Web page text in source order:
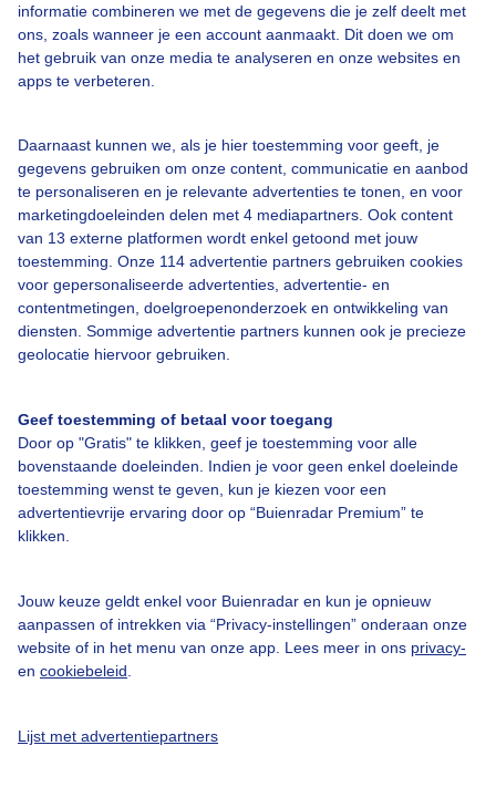
informatie combineren we met de gegevens die je zelf deelt met
ons, zoals wanneer je een account aanmaakt. Dit doen we om
het gebruik van onze media te analyseren en onze websites en
apps te verbeteren.
Daarnaast kunnen we, als je hier toestemming voor geeft, je
gegevens gebruiken om onze content, communicatie en aanbod
te personaliseren en je relevante advertenties te tonen, en voor
marketingdoeleinden delen met 4 mediapartners. Ook content
van 13 externe platformen wordt enkel getoond met jouw
toestemming. Onze 114 advertentie partners gebruiken cookies
voor gepersonaliseerde advertenties, advertentie- en
contentmetingen, doelgroepenonderzoek en ontwikkeling van
diensten. Sommige advertentie partners kunnen ook je precieze
geolocatie hiervoor gebruiken.
Geef toestemming of betaal voor toegang
Door op "Gratis" te klikken, geef je toestemming voor alle
bovenstaande doeleinden. Indien je voor geen enkel doeleinde
toestemming wenst te geven, kun je kiezen voor een
advertentievrije ervaring door op “Buienradar Premium” te
klikken.
Jouw keuze geldt enkel voor Buienradar en kun je opnieuw
aanpassen of intrekken via “Privacy-instellingen” onderaan onze
website of in het menu van onze app. Lees meer in ons privacy-
en cookiebeleid
Lijst met advertentiepartners
Over Buienradar
Veelgestelde vragen
Contact
Toegankelijkheid
Gebruikersvoorwaarden
Adverteren
Buienradar Team
Cookie beleid
Privacy instellingen
Gratis weerdata
Buienradar
Buienradar